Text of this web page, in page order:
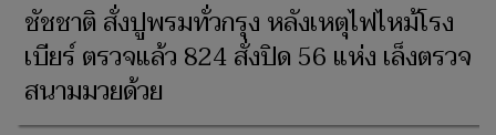
ชัชชาติ สั่งปูพรมทั่วกรุง หลังเหตุไฟไหม้โรง
เบียร์ ตรวจแล้ว 824 สั่งปิด 56 แห่ง เล็งตรวจ
สนามมวยด้วย